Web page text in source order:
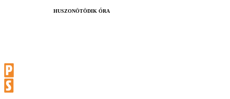
HUSZONÖTÖDIK ÓRA